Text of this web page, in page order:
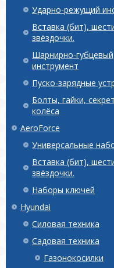
Ударно-режущий
Вставка (бит),
звёздочки.
Шарнирно-губцевый
инструмент
Пуско-зарядные
Болты, гайки,
колёса
AeroForce
Универсальные
Вставка (бит),
звёздочки.
Наборы ключей
Hyundai
Силовая техника
Садовая техника
Газонокосилки